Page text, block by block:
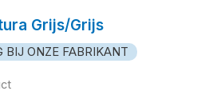
Grijs/Grijs
BIJ ONZE FABRIKANT